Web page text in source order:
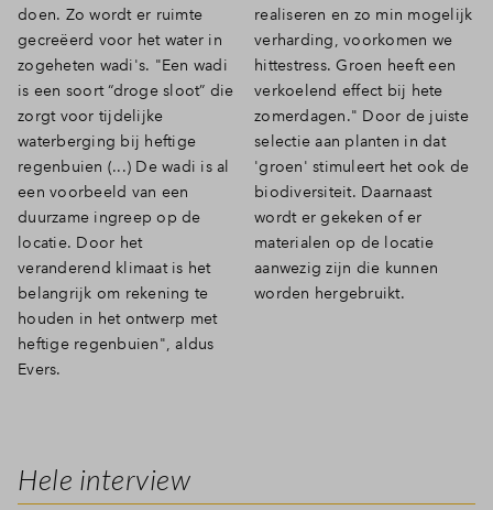
doen. Zo wordt er ruimte
gecreëerd voor het water in
zogeheten wadi's. "Een wadi
is een soort “droge sloot” die
zorgt voor tijdelijke
waterberging bij heftige
regenbuien (...) De wadi is al
een voorbeeld van een
duurzame ingreep op de
locatie. Door het
veranderend klimaat is het
belangrijk om rekening te
houden in het ontwerp met
heftige regenbuien", aldus
Evers.
realiseren en zo min mogelijk
verharding, voorkomen we
hittestress. Groen heeft een
verkoelend effect bij hete
zomerdagen." Door de juiste
selectie aan planten in dat
'groen' stimuleert het ook de
biodiversiteit. Daarnaast
wordt er gekeken of er
materialen op de locatie
aanwezig zijn die kunnen
worden hergebruikt.
Hele interview